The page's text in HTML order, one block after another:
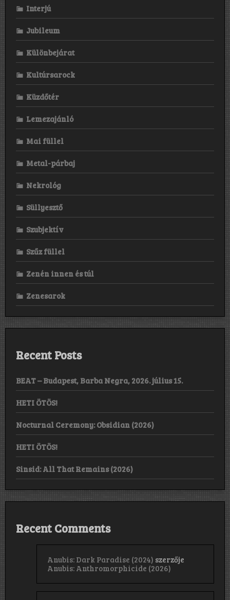
Interjú
Jubileum
Különbejárat
Kultúrsarock
Küzdőtér
Lemezajánló
Mai füllel
Metal-párbaj
Nekrológ
Süllyesztő
Szubjektív
Szűz füllel
Zenén innen és túl
Zenesarok
Recent Posts
BEAT – Budapest, Barba Negra, 2026. július 15.
HETI ÖTÖS!
Nocturnal Ceremony: Obsidian (2026)
HETI ÖTÖS!
Sinsid: All That Remains (2026)
Recent Comments
Anubis: Dark Paradise (2024) szerzője
Anubis: Anthromorphicide (2026)